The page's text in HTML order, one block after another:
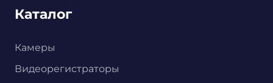
Каталог
Камеры
Видеорегистраторы